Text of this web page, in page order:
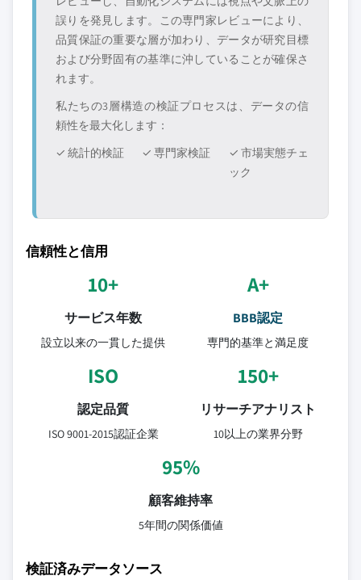
誤りを発見します。この専門家レビューにより、
品質保証の重要な層が加わり、データが研究目標
および分野固有の基準に沖していることが確保さ
れます。
私たちの3層構造の検証プロセスは、データの信
頼性を最大化します：
✓ 統計的検証
✓ 専門家検証
✓ 市場実態チェ
ック
信頼性と信用
10+
サービス年数
設立以来の一貫した提供
A+
BBB認定
専門的基準と満足度
ISO
認定品質
ISO 9001-2015認証企業
150+
リサーチアナリスト
10以上の業界分野
95%
顧客維持率
5年間の関係価値
検証済みデータソース